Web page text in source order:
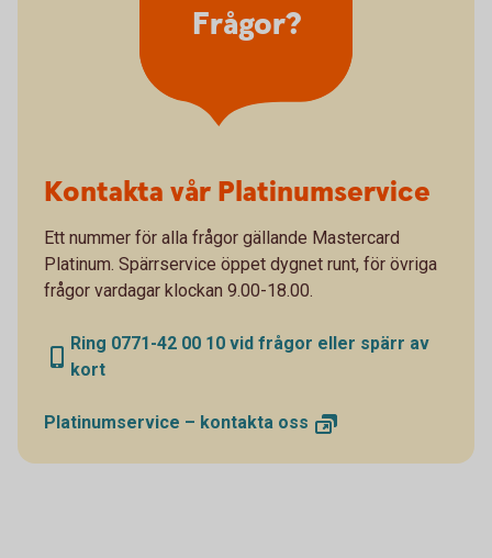
Frågor?
Kontakta vår Platinumservice
Ett nummer för alla frågor gällande Mastercard
Platinum. Spärrservice öppet dygnet runt, för övriga
frågor vardagar klockan 9.00-18.00.
Ring 0771-42 00 10 vid frågor eller spärr av
kort
Platinumservice – kontakta oss